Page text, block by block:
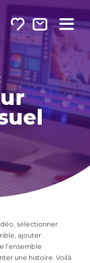
sélectionner
ajouter
l’ensemble
une histoire. Voilà